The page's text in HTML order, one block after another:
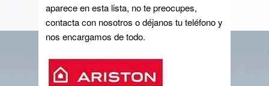
aparece en esta lista, no te preocupes,
contacta con nosotros o déjanos tu teléfono y
nos encargamos de todo.